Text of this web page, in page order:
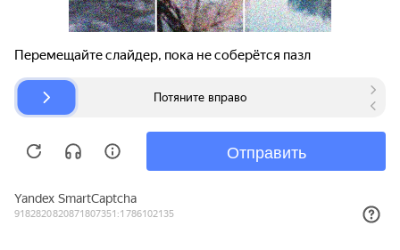
Авторазборки Карта сайта
© bibinet.ru - система поиска запчастей,
Copyright 2010-2026 Все права защищены